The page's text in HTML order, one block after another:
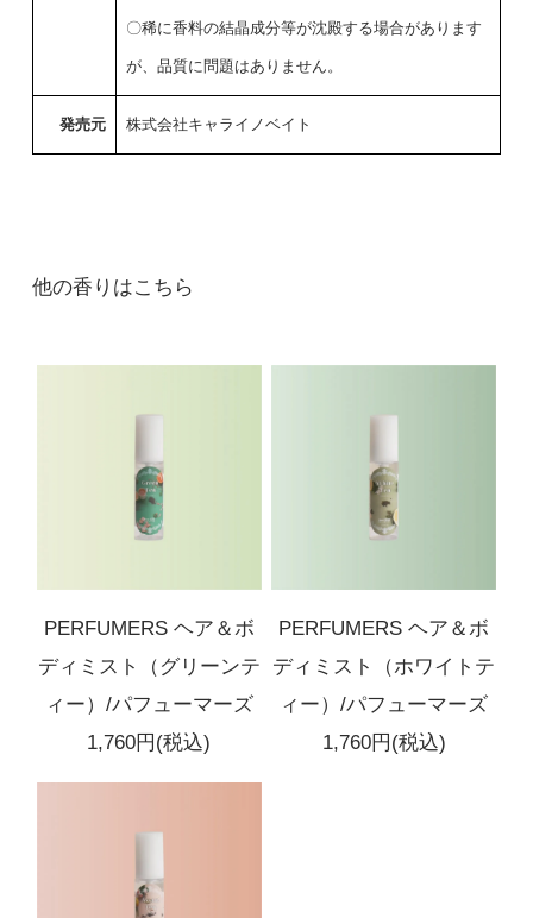
〇稀に香料の結晶成分等が沈殿する場合があります
が、品質に問題はありません。
発売元 株式会社キャライノベイト
他の香りはこちら
PERFUMERS ヘア＆ボ
ディミスト（グリーンテ
ィー）/パフューマーズ
1,760円(税込)
PERFUMERS ヘア＆ボ
ディミスト（ホワイトテ
ィー）/パフューマーズ
1,760円(税込)